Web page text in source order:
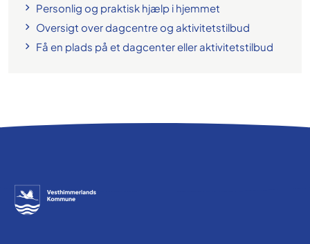
Personlig og praktisk hjælp i hjemmet
Oversigt over dagcentre og aktivitetstilbud
Få en plads på et dagcenter eller aktivitetstilbud